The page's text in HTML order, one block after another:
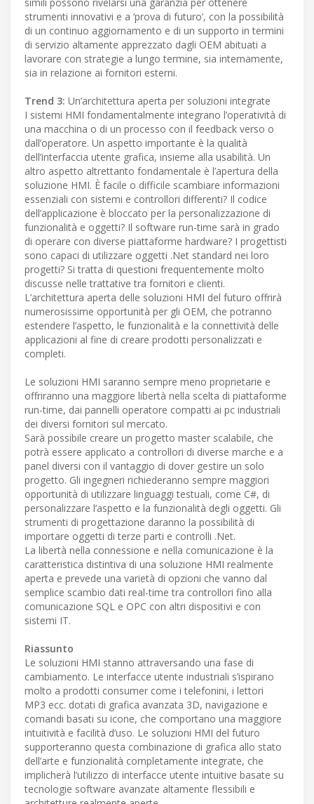
strumenti innovativi e a ‘prova di futuro’, con la possibilità
di un continuo aggiornamento e di un supporto in termini
di servizio altamente apprezzato dagli OEM abituati a
lavorare con strategie a lungo termine, sia internamente,
sia in relazione ai fornitori esterni.
Trend 3: Un’architettura aperta per soluzioni integrate
I sistemi HMI fondamentalmente integrano l’operatività di
una macchina o di un processo con il feedback verso o
dall’operatore. Un aspetto importante è la qualità
dell’interfaccia utente grafica, insieme alla usabilità. Un
altro aspetto altrettanto fondamentale è l’apertura della
soluzione HMI. È facile o difficile scambiare informazioni
essenziali con sistemi e controllori differenti? Il codice
dell’applicazione è bloccato per la personalizzazione di
funzionalità e oggetti? Il software run-time sarà in grado
di operare con diverse piattaforme hardware? I progettisti
sono capaci di utilizzare oggetti .Net standard nei loro
progetti? Si tratta di questioni frequentemente molto
discusse nelle trattative tra fornitori e clienti.
L’architettura aperta delle soluzioni HMI del futuro offrirà
numerosissime opportunità per gli OEM, che potranno
estendere l’aspetto, le funzionalità e la connettività delle
applicazioni al fine di creare prodotti personalizzati e
completi.
Le soluzioni HMI saranno sempre meno proprietarie e
offriranno una maggiore libertà nella scelta di piattaforme
run-time, dai pannelli operatore compatti ai pc industriali
dei diversi fornitori sul mercato.
Sarà possibile creare un progetto master scalabile, che
potrà essere applicato a controllori di diverse marche e a
panel diversi con il vantaggio di dover gestire un solo
progetto. Gli ingegneri richiederanno sempre maggiori
opportunità di utilizzare linguaggi testuali, come C#, di
personalizzare l’aspetto e la funzionalità degli oggetti. Gli
strumenti di progettazione daranno la possibilità di
importare oggetti di terze parti e controlli .Net.
La libertà nella connessione e nella comunicazione è la
caratteristica distintiva di una soluzione HMI realmente
aperta e prevede una varietà di opzioni che vanno dal
semplice scambio dati real-time tra controllori fino alla
comunicazione SQL e OPC con altri dispositivi e con
sistemi IT.
Riassunto
Le soluzioni HMI stanno attraversando una fase di
cambiamento. Le interfacce utente industriali s’ispirano
molto a prodotti consumer come i telefonini, i lettori
MP3 ecc. dotati di grafica avanzata 3D, navigazione e
comandi basati su icone, che comportano una maggiore
intuitività e facilità d’uso. Le soluzioni HMI del futuro
supporteranno questa combinazione di grafica allo stato
dell’arte e funzionalità completamente integrate, che
implicherà l’utilizzo di interfacce utente intuitive basate su
tecnologie software avanzate altamente flessibili e